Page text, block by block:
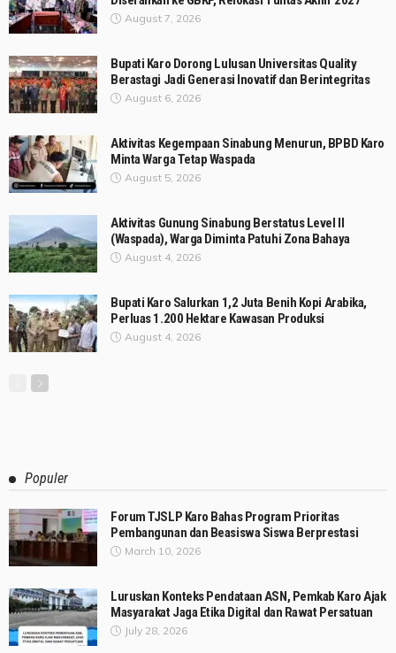
August 7, 2026
Bupati Karo Dorong Lulusan Universitas Quality
Berastagi Jadi Generasi Inovatif dan Berintegritas
August 6, 2026
Aktivitas Kegempaan Sinabung Menurun, BPBD Karo
Minta Warga Tetap Waspada
August 5, 2026
Aktivitas Gunung Sinabung Berstatus Level II
(Waspada), Warga Diminta Patuhi Zona Bahaya
August 4, 2026
Bupati Karo Salurkan 1,2 Juta Benih Kopi Arabika,
Perluas 1.200 Hektare Kawasan Produksi
August 4, 2026
Populer
Forum TJSLP Karo Bahas Program Prioritas
Pembangunan dan Beasiswa Siswa Berprestasi
March 10, 2026
Luruskan Konteks Pendataan ASN, Pemkab Karo Ajak
Masyarakat Jaga Etika Digital dan Rawat Persatuan
July 28, 2026